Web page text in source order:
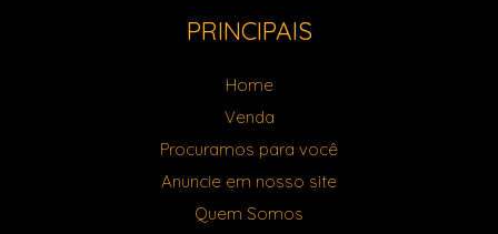
PRINCIPAIS
Home
Venda
Procuramos para você
Anuncie em nosso site
Quem Somos